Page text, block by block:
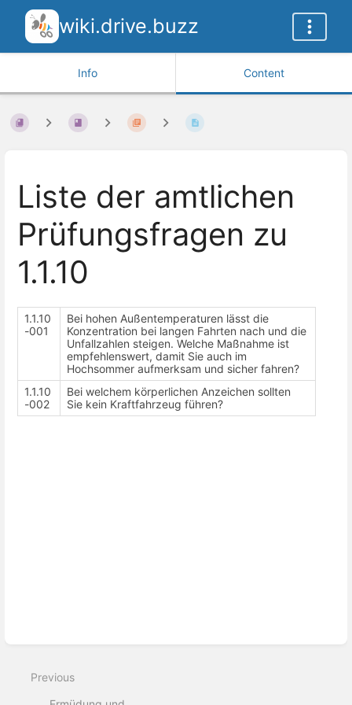
wiki.drive.buzz
Info Content
Liste der amtlichen
Prüfungsfragen zu
1.1.10
1.1.10
-001
Bei hohen Außentemperaturen lässt die
Konzentration bei langen Fahrten nach und die
Unfallzahlen steigen. Welche Maßnahme ist
empfehlenswert, damit Sie auch im
Hochsommer aufmerksam und sicher fahren?
1.1.10
-002
Bei welchem körperlichen Anzeichen sollten
Sie kein Kraftfahrzeug führen?
Previous